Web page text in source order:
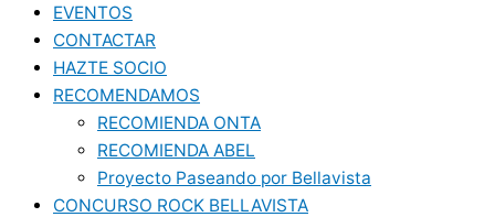
EVENTOS
CONTACTAR
HAZTE SOCIO
RECOMENDAMOS
RECOMIENDA ONTA
RECOMIENDA ABEL
Proyecto Paseando por Bellavista
CONCURSO ROCK BELLAVISTA